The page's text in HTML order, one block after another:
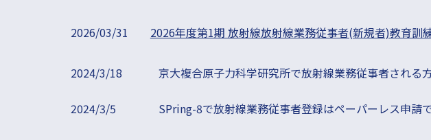
2026/03/31 2026年度第1期 放射線放射線業務従事者(新規者)教育訓
2024/3/18 京大複合原子力科学研究所で放射線業務従事者される
2024/3/5 SPring-8で放射線業務従事者登録はペーパーレス申請